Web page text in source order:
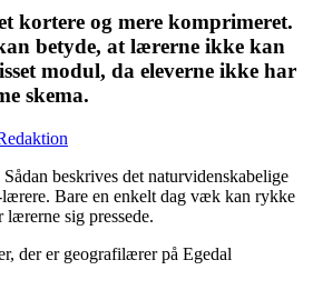
kortere og mere komprimeret.
betyde, at lærerne ikke kan
modul, da eleverne ikke har
skema.
beskrives det naturvidenskabelige
Bare en enkelt dag væk kan rykke
sig pressede.
der er geografilærer på Egedal